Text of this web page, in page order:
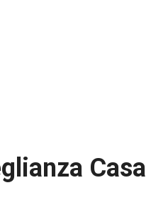
Casal